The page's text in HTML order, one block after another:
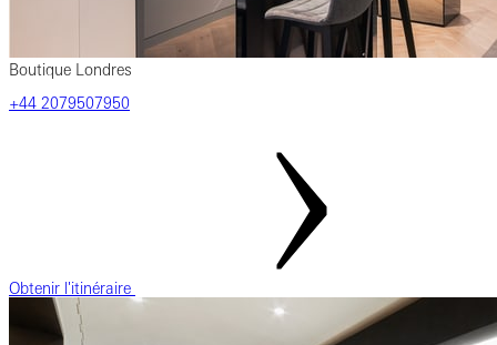
Boutique Londres
+44 2079507950
Obtenir l'itinéraire